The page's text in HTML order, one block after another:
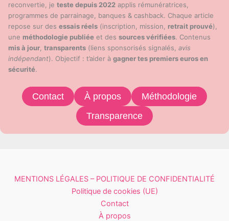
reconvertie, je teste depuis 2022 applis rémunératrices,
programmes de parrainage, banques & cashback. Chaque article
repose sur des essais réels (inscription, mission, retrait prouvé),
une méthodologie publiée et des sources vérifiées. Contenus
mis à jour, transparents (liens sponsorisés signalés, avis
indépendant). Objectif : t’aider à gagner tes premiers euros en
sécurité.
Contact À propos
Méthodologie
Transparence
MENTIONS LÉGALES – POLITIQUE DE CONFIDENTIALITÉ
Politique de cookies (UE)
Contact
À propos